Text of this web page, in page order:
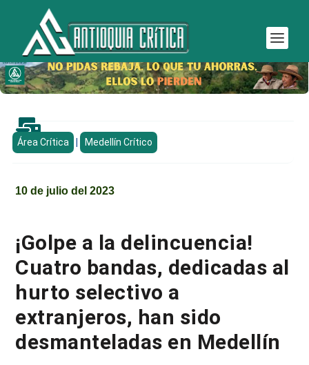

Área Crítica Medellín Crítico
10 de julio del 2023
¡Golpe a la delincuencia!
Cuatro bandas, dedicadas al
hurto selectivo a
extranjeros, han sido
desmanteladas en Medellín